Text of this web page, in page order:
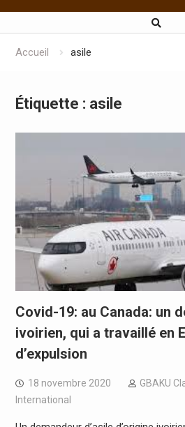
Accueil asile
Étiquette : asile
Covid-19: au Canada: un
ivoirien, qui a travaillé en
d’expulsion
18 novembre 2020
GBAKU
International